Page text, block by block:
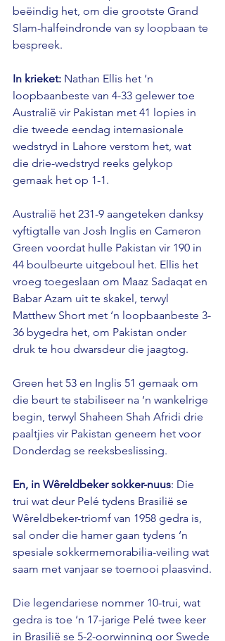
beëindig het, om die grootste Grand
Slam-halfeindronde van sy loopbaan te
bespreek.
In krieket: Nathan Ellis het ‘n
loopbaanbeste van 4-33 gelewer toe
Australië vir Pakistan met 41 lopies in
die tweede eendag internasionale
wedstryd in Lahore verstom het, wat
die drie-wedstryd reeks gelykop
gemaak het op 1-1.
Australië het 231-9 aangeteken danksy
vyftigtalle van Josh Inglis en Cameron
Green voordat hulle Pakistan vir 190 in
44 boulbeurte uitgeboul het. Ellis het
vroeg toegeslaan om Maaz Sadaqat en
Babar Azam uit te skakel, terwyl
Matthew Short met ‘n loopbaanbeste 3-
36 bygedra het, om Pakistan onder
druk te hou dwarsdeur die jaagtog.
Green het 53 en Inglis 51 gemaak om
die beurt te stabiliseer na ‘n wankelrige
begin, terwyl Shaheen Shah Afridi drie
paaltjies vir Pakistan geneem het voor
Donderdag se reeksbeslissing.
En, in Wêreldbeker sokker-nuus: Die
trui wat deur Pelé tydens Brasilië se
Wêreldbeker-triomf van 1958 gedra is,
sal onder die hamer gaan tydens ‘n
spesiale sokkermemorabilia-veiling wat
saam met vanjaar se toernooi plaasvind.
Die legendariese nommer 10-trui, wat
gedra is toe ‘n 17-jarige Pelé twee keer
in Brasilië se 5-2-oorwinning oor Swede